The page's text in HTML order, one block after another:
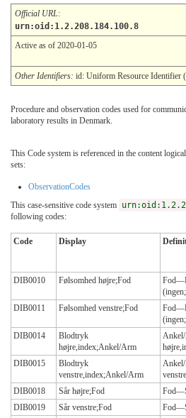
Official URL:
urn:oid:1.2.208.184.100.8
Active as of 2020-01-05
Other Identifiers: id: Uniform Resource Identifier
Procedure and observation codes used for
laboratory results in Denmark.
This Code system is referenced in the content
sets:
ObservationCodes
This case-sensitive code system
following codes:
Code Display
DIB0010
Følsomhed højre;Fod
DIB0011
Følsomhed venstre;Fod
DIB0014
Blodtryk
højre,index;Ankel/Arm
DIB0015
Blodtryk
venstre,index;Ankel/Arm
DIB0018
Sår højre;Fod
DIB0019
Sår venstre;Fod